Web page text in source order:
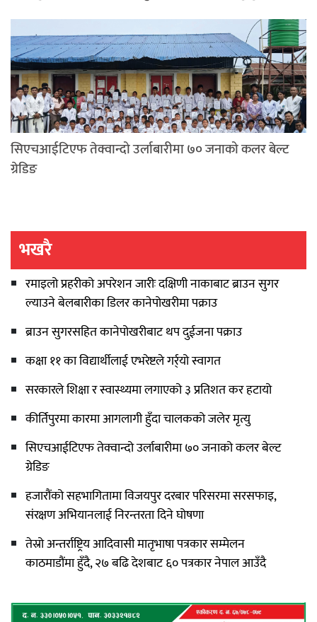
सिएचआईटिएफ तेक्वान्दो उर्लाबारीमा ७० जनाको कलर बेल्ट
ग्रेडिङ
भखरै
रमाइलो प्रहरीको अपरेशन जारीः दक्षिणी नाकाबाट ब्राउन सुगर
ल्याउने बेलबारीका डिलर कानेपोखरीमा पक्राउ
ब्राउन सुगरसहित कानेपोखरीबाट थप दुईजना पक्राउ
कक्षा ११ का विद्यार्थीलाई एभरेष्टले गर्र्यो स्वागत
सरकारले शिक्षा र स्वास्थ्यमा लगाएको ३ प्रतिशत कर हटायो
कीर्तिपुरमा कारमा आगलागी हुँदा चालकको जलेर मृत्यु
सिएचआईटिएफ तेक्वान्दो उर्लाबारीमा ७० जनाको कलर बेल्ट
ग्रेडिङ
हजारौंको सहभागितामा विजयपुर दरबार परिसरमा सरसफाइ,
संरक्षण अभियानलाई निरन्तरता दिने घोषणा
तेस्रो अन्तर्राष्ट्रिय आदिवासी मातृभाषा पत्रकार सम्मेलन
काठमाडौंमा हुँदै, २७ बढि देशबाट ६० पत्रकार नेपाल आउँदै